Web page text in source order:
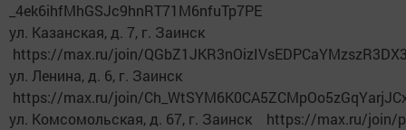
_4ek6ihfMhGSJc9hnRT71M6nfuTp7PE
ул. Казанская, д. 7, г. Заинск
https://max.ru/join/
ул. Ленина, д. 6, г. Заинск
https://max.ru/join/
ул. Комсомольская, д. 67, г. Заинск https://max.ru/join/